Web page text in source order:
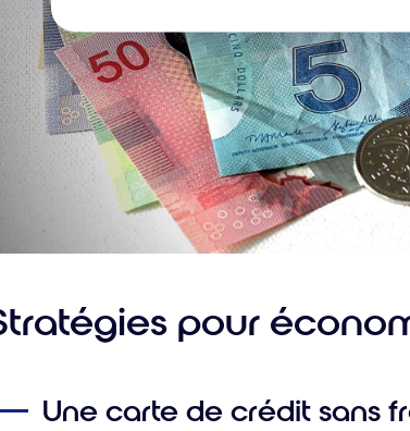
pour
Une carte de crédit sans